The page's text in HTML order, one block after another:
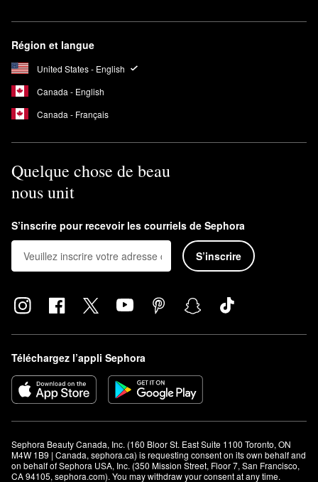
Région et langue
United States - English
Canada - English
Canada - Français
Quelque chose de beau
nous unit
S’inscrire pour recevoir les courriels de Sephora
S’inscrire
Téléchargez l’appli Sephora
Sephora Beauty Canada, Inc. (160 Bloor St. East Suite 1100 Toronto, ON
M4W 1B9 | Canada, sephora.ca) is requesting consent on its own behalf and
on behalf of Sephora USA, Inc. (350 Mission Street, Floor 7, San Francisco,
CA 94105, sephora.com). You may withdraw your consent at any time.